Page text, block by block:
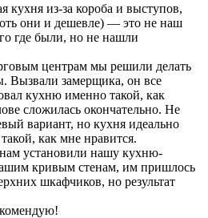
кухня из-за короба и выступов,
они и дешевле) — это не наш
где были, но не нашли
центрам мы решили делать
Вызвали замерщика, он все
кухню именно такой, как
сложилась окончательно. Не
вариант, но кухня идеально
как мне нравится.
установили нашу кухню-
кривым стенам, им пришлось
шкафчиков, но результат